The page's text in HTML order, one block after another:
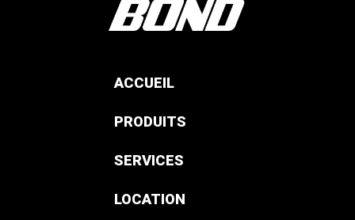
ACCUEIL
PRODUITS
SERVICES
LOCATION